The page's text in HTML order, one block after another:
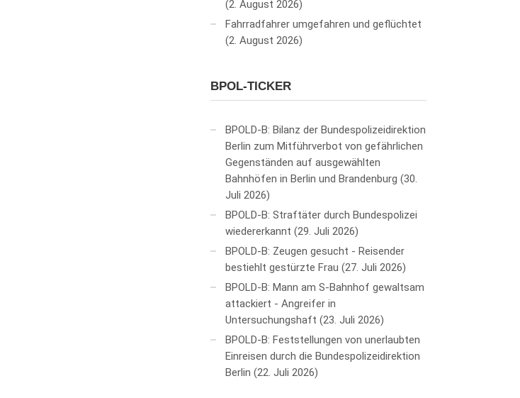
2. August 2026
Fahrradfahrer umgefahren und geflüchtet
2. August 2026
BPOL-TICKER
BPOLD-B: Bilanz der Bundespolizeidirektion
Berlin zum Mitführverbot von gefährlichen
Gegenständen auf ausgewählten
Bahnhöfen in Berlin und Brandenburg 30.
Juli 2026
BPOLD-B: Straftäter durch Bundespolizei
wiedererkannt 29. Juli 2026
BPOLD-B: Zeugen gesucht - Reisender
bestiehlt gestürzte Frau 27. Juli 2026
BPOLD-B: Mann am S-Bahnhof gewaltsam
attackiert - Angreifer in
Untersuchungshaft 23. Juli 2026
BPOLD-B: Feststellungen von unerlaubten
Einreisen durch die Bundespolizeidirektion
Berlin 22. Juli 2026